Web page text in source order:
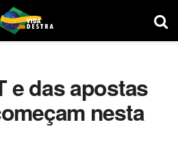
e das apostas
nesta